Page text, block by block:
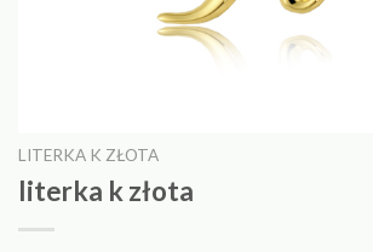
LITERKA K ZŁOTA
literka k złota